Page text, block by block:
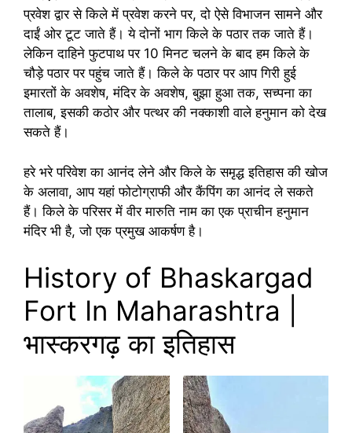
प्रवेश द्वार से किले में प्रवेश करने पर, दो ऐसे विभाजन सामने और
दाईं ओर टूट जाते हैं। ये दोनों भाग किले के पठार तक जाते हैं।
लेकिन दाहिने फुटपाथ पर 10 मिनट चलने के बाद हम किले के
चौड़े पठार पर पहुंच जाते हैं। किले के पठार पर आप गिरी हुई
इमारतों के अवशेष, मंदिर के अवशेष, बुझा हुआ तक, सच्पना का
तालाब, इसकी कठोर और पत्थर की नक्काशी वाले हनुमान को देख
सकते हैं।
हरे भरे परिवेश का आनंद लेने और किले के समृद्ध इतिहास की खोज
के अलावा, आप यहां फोटोग्राफी और कैंपिंग का आनंद ले सकते
हैं। किले के परिसर में वीर मारुति नाम का एक प्राचीन हनुमान
मंदिर भी है, जो एक प्रमुख आकर्षण है।
History of Bhaskargad
Fort In Maharashtra |
भास्करगढ़ का इतिहास